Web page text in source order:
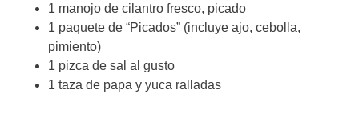
1 manojo de cilantro fresco, picado
1 paquete de “Picados” (incluye ajo, cebolla,
pimiento)
1 pizca de sal al gusto
1 taza de papa y yuca ralladas